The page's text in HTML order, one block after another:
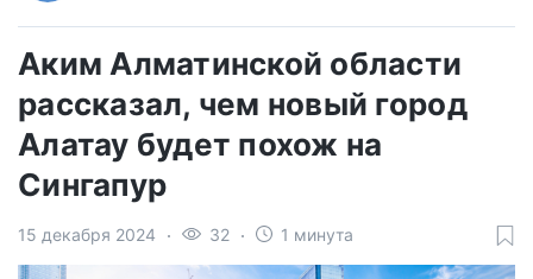
Аким Алматинской области
рассказал, чем новый город
Алатау будет похож на
Сингапур
15 декабря 2024 32 1 минута